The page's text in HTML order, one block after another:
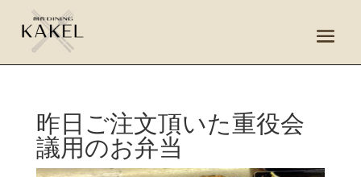
昨日ご注文頂いた重役会
議用のお弁当